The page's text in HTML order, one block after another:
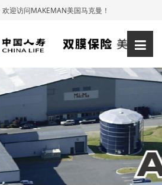
欢迎访问MAKEMAN美国马克曼！
|注册